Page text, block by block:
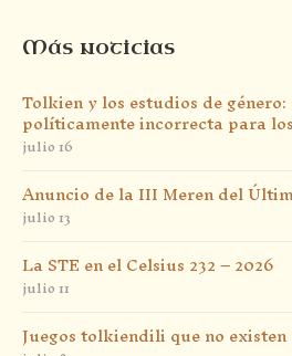
Más noticias
Tolkien y los estudios de
políticamente incorrecta para
julio 16
Anuncio de la III Meren del
julio 13
La STE en el Celsius 232 – 2026
julio 11
Juegos tolkiendili que no